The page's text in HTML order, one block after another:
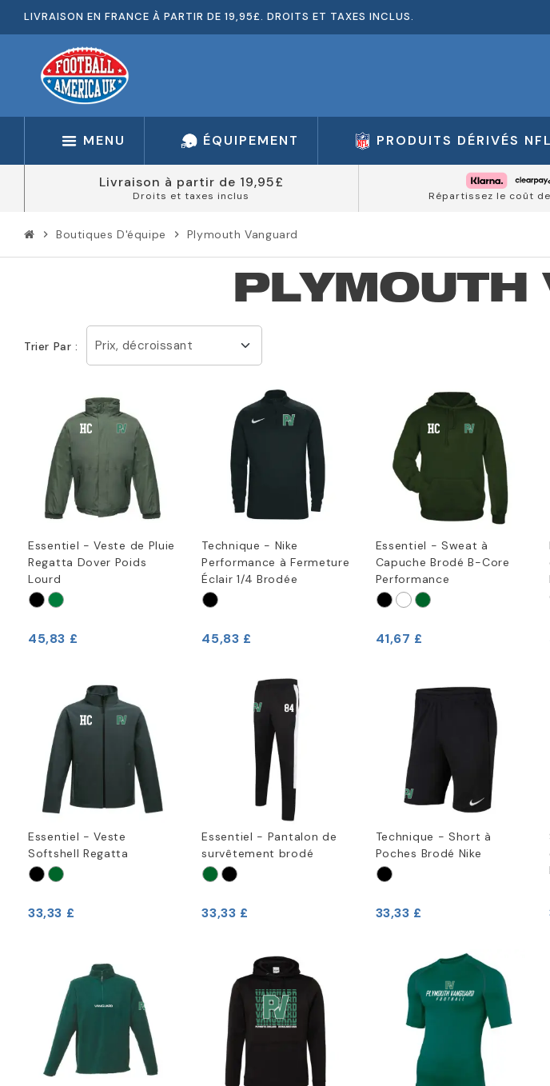
LIVRAISON EN FRANCE À PARTIR DE 19,95£. DROITS ET TAXES INCLUS.
MENU ÉQUIPEMENT PRODUITS DÉRIVÉS NFL
Livraison à partir de 19,95£
Droits et taxes inclus Répartissez le coût
chevron_right Boutiques D'équipe chevron_right Plymouth Vanguard
PLYMOUTH
Trier Par : Prix, décroissant
Essentiel - Veste de Pluie
Regatta Dover Poids
Lourd
45,83 £
Technique - Nike
Performance à Fermeture
Éclair 1/4 Brodée
45,83 £
Essentiel - Sweat à
Capuche Brodé B-Core
Performance
41,67 £
Essentiel - Veste
Softshell Regatta
33,33 £
Essentiel - Pantalon de
survêtement brodé
33,33 £
Technique - Short à
Poches Brodé Nike
33,33 £